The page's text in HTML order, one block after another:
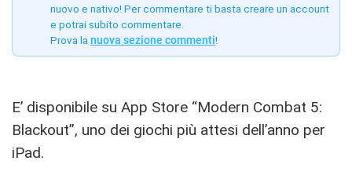
nuovo e nativo! Per commentare ti basta creare un account
e potrai subito commentare.
Prova la nuova sezione commenti!
E’ disponibile su App Store “Modern Combat 5:
Blackout”, uno dei giochi più attesi dell’anno per
iPad.